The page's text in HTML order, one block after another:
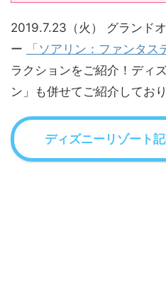
2019.7.23（火） グランド
ー
「ソアリン：ファンタス
ラクションをご紹介！ディ
ン」も併せてご紹介しており
ディズニーリゾート